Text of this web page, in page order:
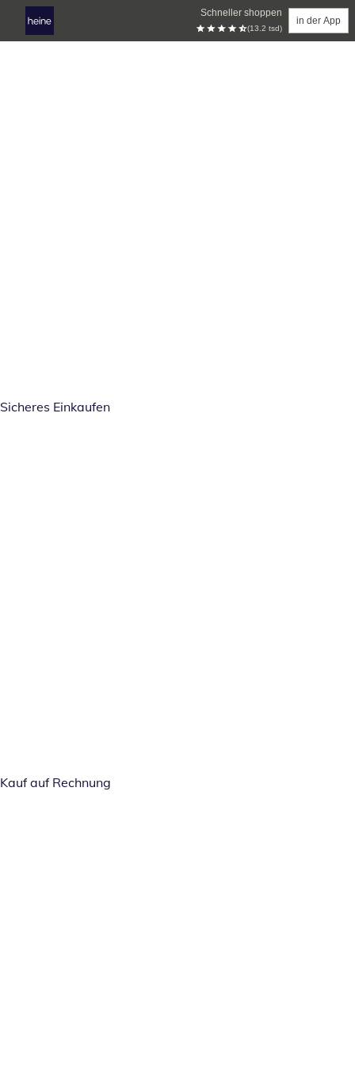
Schneller shoppen
(13.2 tsd)
in der App
Sicheres Einkaufen
Kauf auf Rechnung